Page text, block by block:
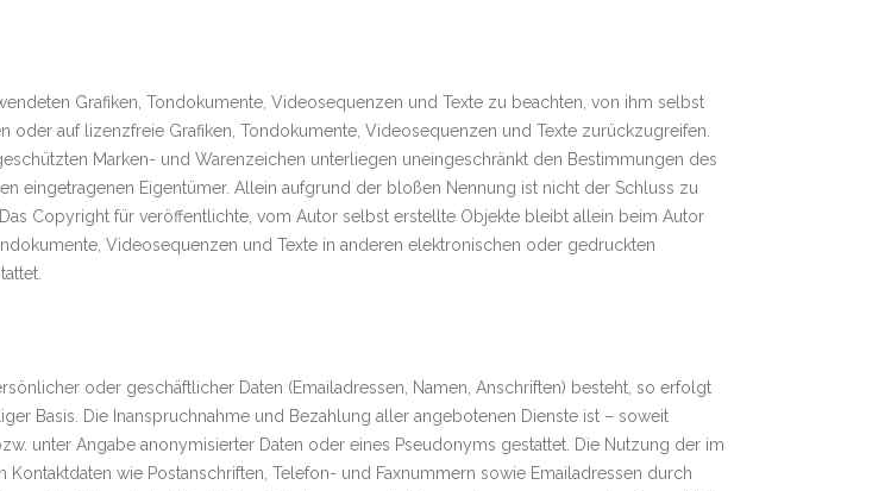
Grafiken, Tondokumente, Videosequenzen und Texte zu beachten, von ihm selbst
auf lizenzfreie Grafiken, Tondokumente, Videosequenzen und Texte zurückzugreifen.
Marken- und Warenzeichen unterliegen uneingeschränkt den Bestimmungen des
eingetragenen Eigentümer. Allein aufgrund der bloßen Nennung ist nicht der Schluss zu
Copyright für veröffentlichte, vom Autor selbst erstellte Objekte bleibt allein beim Autor
Videosequenzen und Texte in anderen elektronischen oder gedruckten
oder geschäftlicher Daten (Emailadressen, Namen, Anschriften) besteht, so erfolgt
Basis. Die Inanspruchnahme und Bezahlung aller angebotenen Dienste ist – soweit
unter Angabe anonymisierter Daten oder eines Pseudonyms gestattet. Die Nutzung der im
wie Postanschriften, Telefon- und Faxnummern sowie Emailadressen durch